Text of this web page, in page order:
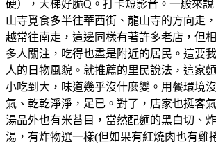
硬），天梯好脆Q。打卡短影音。一般來
山寺覓食多半往華西街、龍山寺的方向走
越常往南走，這邊同樣有著許多老店，但
多人關注，吃得也盡是附近的居民。這要
人的日物風貌。就推薦的里民說法，這家
小吃到大，味道幾乎沒什麼變。用餐環境
氣、乾乾淨淨，足已。對了，店家也挺客
湯品外也有米苔目，當然配麵的黑白切、
湯，有炸物選一樣(但如果有紅燒肉也有雞